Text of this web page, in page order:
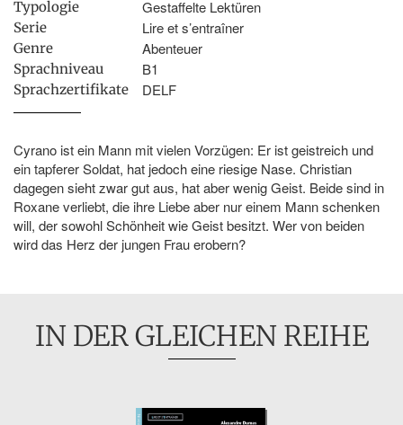
Typologie Gestaffelte Lektüren
Serie Lire et s’entraîner
Genre Abenteuer
Sprachniveau B1
Sprachzertifikate DELF
Cyrano ist ein Mann mit vielen Vorzügen: Er ist geistreich und
ein tapferer Soldat, hat jedoch eine riesige Nase. Christian
dagegen sieht zwar gut aus, hat aber wenig Geist. Beide sind in
Roxane verliebt, die ihre Liebe aber nur einem Mann schenken
will, der sowohl Schönheit wie Geist besitzt. Wer von beiden
wird das Herz der jungen Frau erobern?
IN DER GLEICHEN REIHE